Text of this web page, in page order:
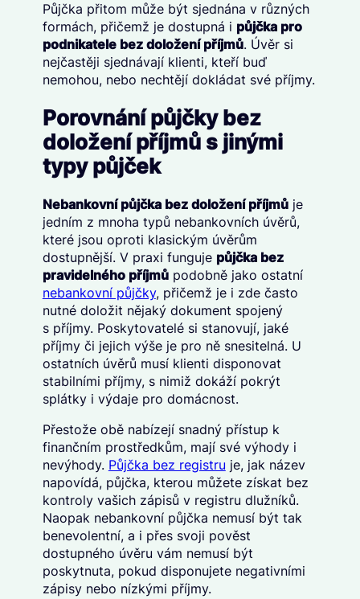
Půjčka přitom může být sjednána v různých
formách, přičemž je dostupná i půjčka pro
podnikatele bez doložení příjmů. Úvěr si
nejčastěji sjednávají klienti, kteří buď
nemohou, nebo nechtějí dokládat své příjmy.
Porovnání půjčky bez
doložení příjmů s jinými
typy půjček
Nebankovní půjčka bez doložení příjmůje
jedním z mnoha typů nebankovních úvěrů,
které jsou oproti klasickým úvěrům
dostupnější. V praxi funguje půjčka bez
pravidelného příjmůpodobně jako ostatní
nebankovní půjčky, přičemž je i zde často
nutné doložit nějaký dokument spojený
s příjmy. Poskytovatelé si stanovují, jaké
příjmy či jejich výše je pro ně snesitelná. U
ostatních úvěrů musí klienti disponovat
stabilními příjmy, s nimiž dokáží pokrýt
splátky i výdaje pro domácnost.
Přestože obě nabízejí snadný přístup k
finančním prostředkům, mají své výhody i
nevýhody. Půjčka bez registru je, jak název
napovídá, půjčka, kterou můžete získat bez
kontroly vašich zápisů v registru dlužníků.
Naopak nebankovní půjčka nemusí být tak
benevolentní, a i přes svoji pověst
dostupného úvěru vám nemusí být
poskytnuta, pokud disponujete negativními
zápisy nebo nízkými příjmy.